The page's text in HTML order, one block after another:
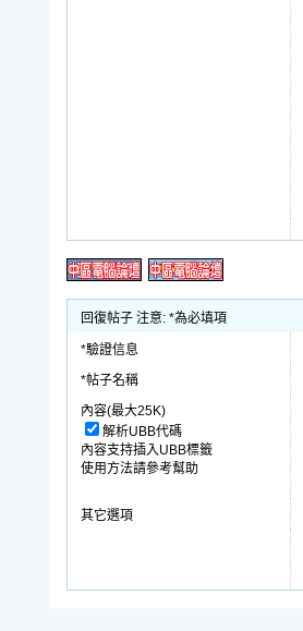
回復帖子 注意: *為必填項
*驗證信息
*帖子名稱
內容(最大25K)
解析UBB代碼
內容支持插入UBB標籤
使用方法請參考幫助
其它選項